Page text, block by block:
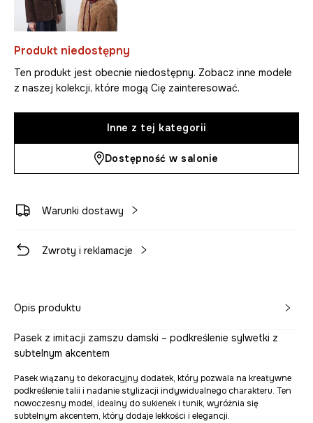
Produkt niedostępny
Ten produkt jest obecnie niedostępny. Zobacz inne modele
z naszej kolekcji, które mogą Cię zainteresować.
Inne z tej kategorii
Dostępność w salonie
Warunki dostawy
Zwroty i reklamacje
Opis produktu
Pasek z imitacji zamszu damski – podkreślenie sylwetki z
subtelnym akcentem
Pasek wiązany to dekoracyjny dodatek, który pozwala na kreatywne
podkreślenie talii i nadanie stylizacji indywidualnego charakteru. Ten
nowoczesny model, idealny do sukienek i tunik, wyróżnia się
subtelnym akcentem, który dodaje lekkości i elegancji.